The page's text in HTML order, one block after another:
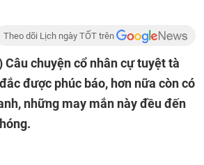
Theo dõi Lịch ngày TỐT trên
Câu chuyện cổ nhân cự tuyệt tà
được phúc báo, hơn nữa còn có
những may mắn này đều đến